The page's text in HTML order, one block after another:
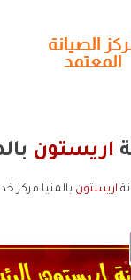
اريستون
اريستون بالمنيا مركز